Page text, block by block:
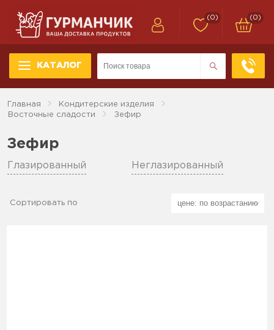
КАТАЛОГ
(0) (0)
Главная
Кондитерские изделия
Восточные сладости
Зефир
Зефир
Глазированный Неглазированный
Сортировать по